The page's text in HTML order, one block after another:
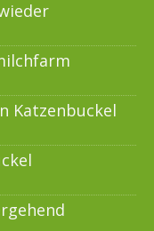
Katzenbuckel